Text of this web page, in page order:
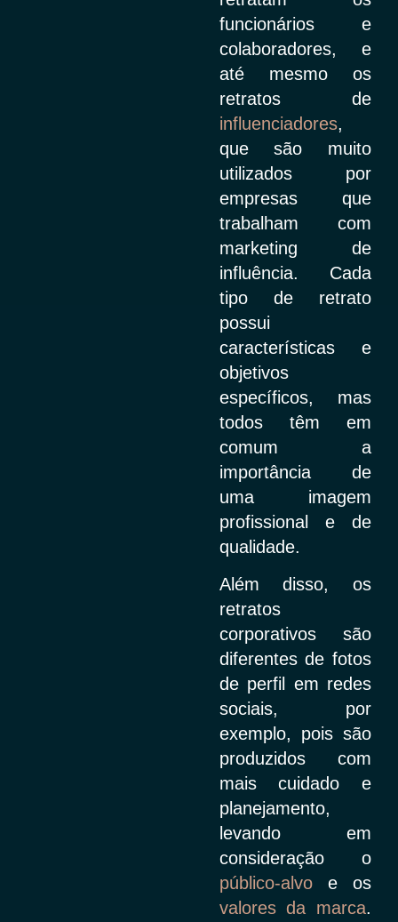
funcionários e
colaboradores, e
até mesmo os
retratos de
influenciadores,
que são muito
utilizados por
empresas que
trabalham com
marketing de
influência. Cada
tipo de retrato
possui
características e
objetivos
específicos, mas
todos têm em
comum a
importância de
uma imagem
profissional e de
qualidade.
Além disso, os
retratos
corporativos são
diferentes de fotos
de perfil em redes
sociais, por
exemplo, pois são
produzidos com
mais cuidado e
planejamento,
levando em
consideração o
público-alvoe os
valores da marca.